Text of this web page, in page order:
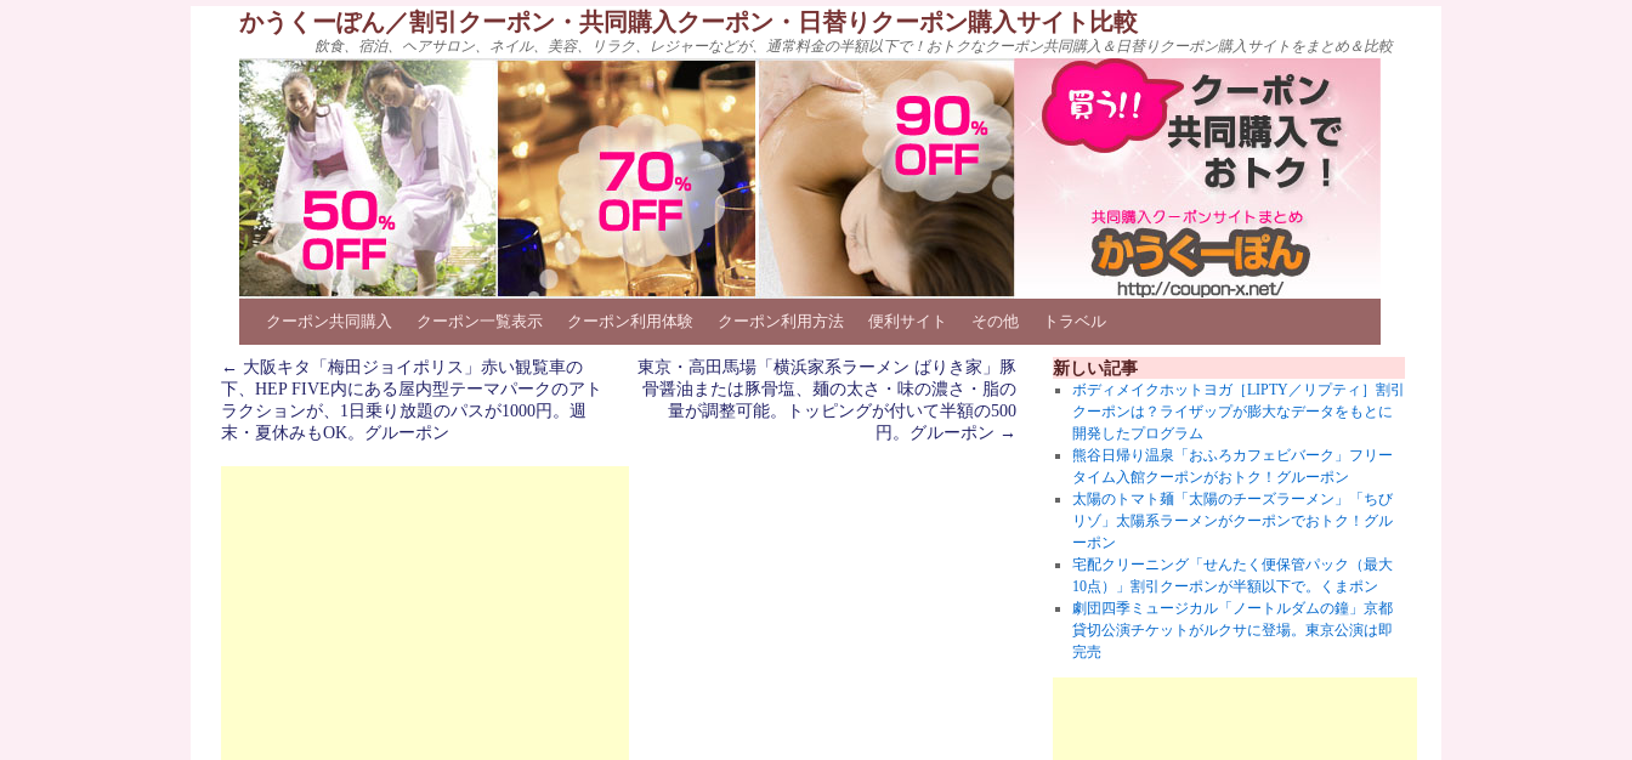
かうくーぽん／割引クーポン・共同購入クーポン・日替りクーポン購入サイト比較
飲食、宿泊、ヘアサロン、ネイル、美容、リラク、レジャーなどが、通常料金の半額以下で！おトクなクーポン共同購入＆日替りクーポン購入サイトをまとめ＆比較
クーポン共同購入 クーポン一覧表示 クーポン利用体験 クーポン利用方法 便利サイト その他 トラベル
← 大阪キタ「梅田ジョイポリス」赤い観覧車の
下、HEP FIVE内にある屋内型テーマパークのアト
ラクションが、1日乗り放題のパスが1000円。週
末・夏休みもOK。グルーポン
東京・高田馬場「横浜家系ラーメン ばりき家」豚
骨醤油または豚骨塩、麺の太さ・味の濃さ・脂の
量が調整可能。トッピングが付いて半額の500
円。グルーポン →
新しい記事
ボディメイクホットヨガ［LIPTY／リプティ］割引
クーポンは？ライザップが膨大なデータをもとに
開発したプログラム
熊谷日帰り温泉「おふろカフェビバーク」フリー
タイム入館クーポンがおトク！グルーポン
太陽のトマト麺「太陽のチーズラーメン」「ちび
リゾ」太陽系ラーメンがクーポンでおトク！グル
ーポン
宅配クリーニング「せんたく便保管パック（最大
10点）」割引クーポンが半額以下で。くまポン
劇団四季ミュージカル「ノートルダムの鐘」京都
貸切公演チケットがルクサに登場。東京公演は即
完売